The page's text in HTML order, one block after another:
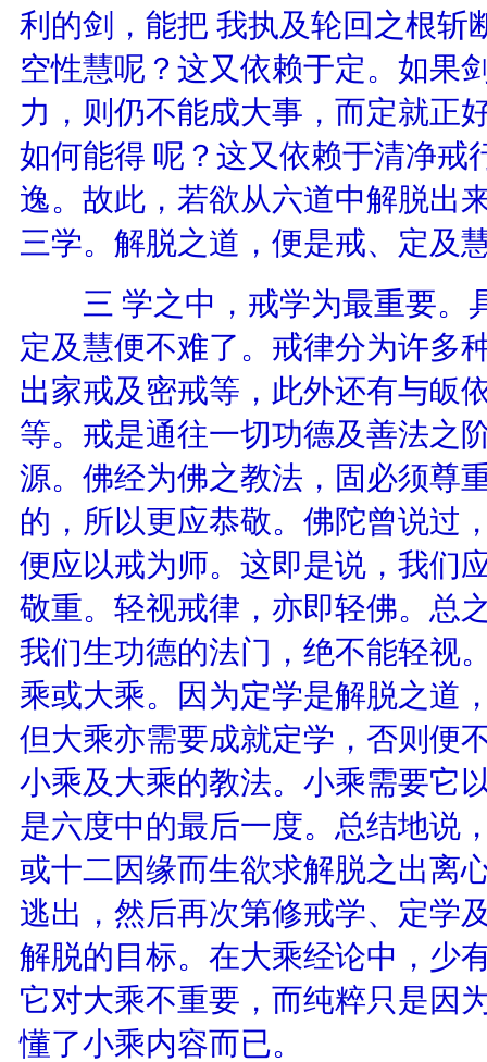
利的剑，能把 我执及轮回之根斩
空性慧呢？这又依赖于定。如果
力，则仍不能成大事，而定就正
如何能得 呢？这又依赖于清净戒
逸。故此，若欲从六道中解脱出
三学。解脱之道，便是戒、定及
三 学之中，戒学为最重要。
定及慧便不难了。戒律分为许多
出家戒及密戒等，此外还有与皈
等。戒是通往一切功德及善法之
源。佛经为佛之教法，固必须尊
的，所以更应恭敬。佛陀曾说过
便应以戒为师。这即是说，我们
敬重。轻视戒律，亦即轻佛。总
我们生功德的法门，绝不能轻视
乘或大乘。因为定学是解脱之道
但大乘亦需要成就定学，否则便
小乘及大乘的教法。小乘需要它
是六度中的最后一度。总结地说
或十二因缘而生欲求解脱之出离
逃出，然后再次第修戒学、定学
解脱的目标。在大乘经论中，少
它对大乘不重要，而纯粹只是因
懂了小乘内容而已。